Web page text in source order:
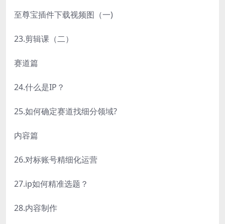
至尊宝插件下载视频图（一)
23.剪辑课（二）
赛道篇
24.什么是IP？
25.如何确定赛道找细分领域?
内容篇
26.对标账号精细化运营
27.ip如何精准选题？
28.内容制作